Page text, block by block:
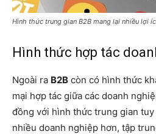
Hình thức trung gian B2B mang lại nhiều lợi
Hình thức hợp tác
Ngoài ra B2B còn có hình thức
mại hợp tác giữa các doanh
đồng với hình thức trung gian
nhiều doanh nghiệp hơn, tập